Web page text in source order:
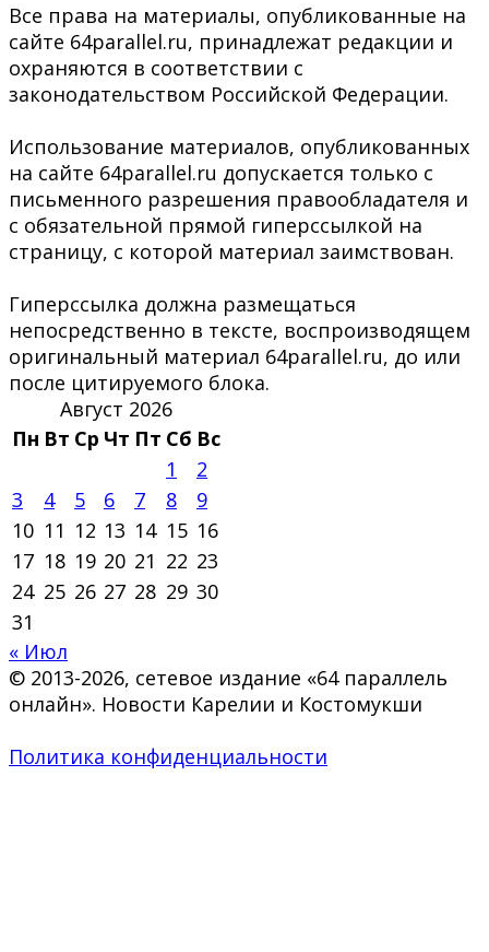
Все права на материалы, опубликованные на
сайте 64parallel.ru, принадлежат редакции и
охраняются в соответствии с
законодательством Российской Федерации.
Использование материалов, опубликованных
на сайте 64parallel.ru допускается только с
письменного разрешения правообладателя и
с обязательной прямой гиперссылкой на
страницу, с которой материал заимствован.
Гиперссылка должна размещаться
непосредственно в тексте, воспроизводящем
оригинальный материал 64parallel.ru, до или
после цитируемого блока.
Август 2026
Пн Вт Ср Чт Пт Сб Вс
1
2
3
4 5 6 7 8
9
10 11 12 13 14 15 16
17 18 19 20 21 22 23
24 25 26 27 28 29 30
31
« Июл
© 2013-2026, сетевое издание «64 параллель
онлайн». Новости Карелии и Костомукши
Политика конфиденциальности